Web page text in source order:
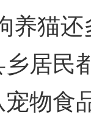
猫还
居民
物食